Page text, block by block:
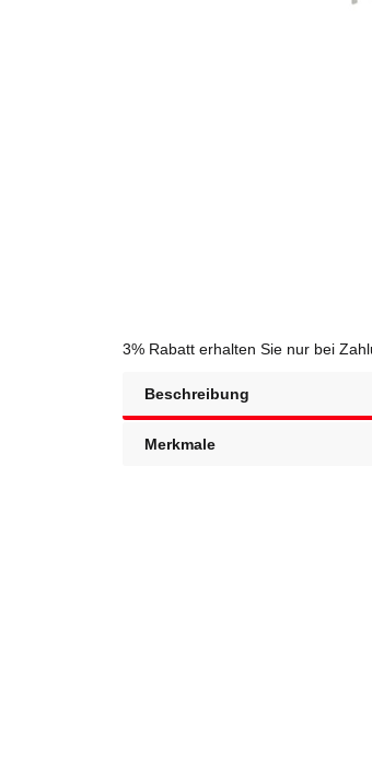
3% Rabatt erhalten Sie nur bei
Beschreibung
Merkmale